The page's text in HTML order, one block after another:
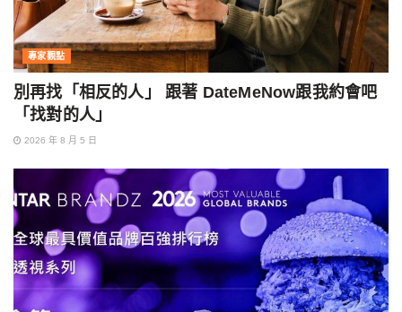
專家觀點
別再找「相反的人」 跟著 DateMeNow跟我約會吧
「找對的人」
2026 年 8 月 5 日